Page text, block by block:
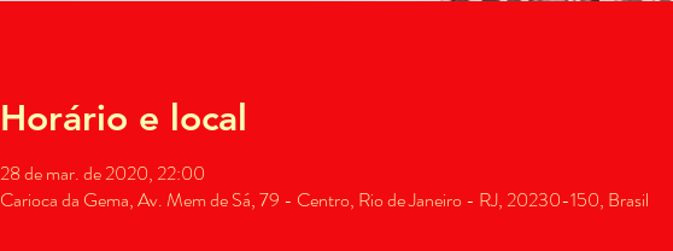
Horário e local
28 de mar. de 2020, 22:00
Carioca da Gema, Av. Mem de Sá, 79 - Centro, Rio de Janeiro - RJ, 20230-150, Brasil